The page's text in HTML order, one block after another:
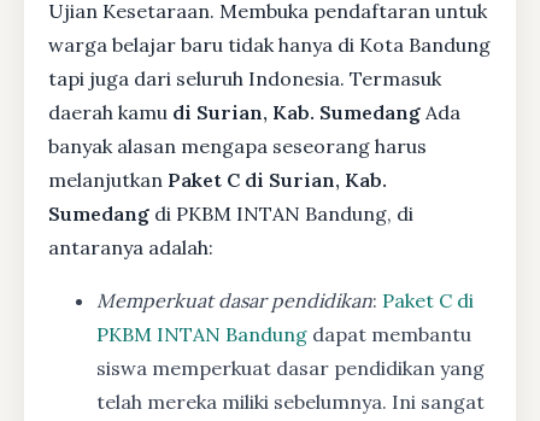
Ujian Kesetaraan. Membuka pendaftaran untuk
warga belajar baru tidak hanya di Kota Bandung
tapi juga dari seluruh Indonesia. Termasuk
daerah kamu di Surian, Kab. Sumedang Ada
banyak alasan mengapa seseorang harus
melanjutkan Paket C di Surian, Kab.
Sumedang di PKBM INTAN Bandung, di
antaranya adalah:
Memperkuat dasar pendidikan: Paket C di
PKBM INTAN Bandung dapat membantu
siswa memperkuat dasar pendidikan yang
telah mereka miliki sebelumnya. Ini sangat